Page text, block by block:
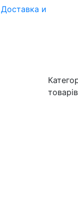
Доставка и
товарів